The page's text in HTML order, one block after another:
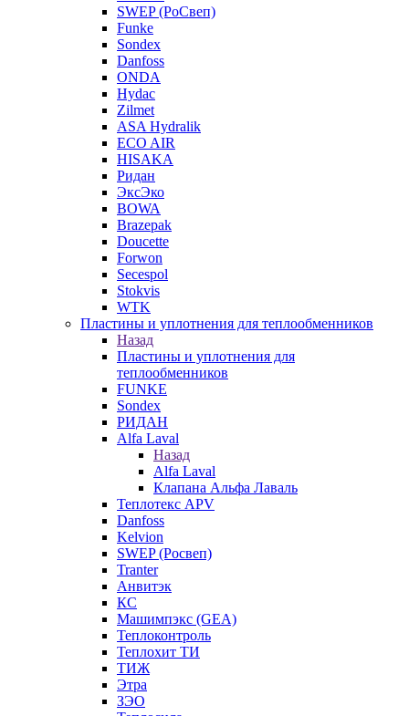
SWEP (РоСвеп)
Funke
Sondex
Danfoss
ONDA
Hydac
Zilmet
ASA Hydralik
ECO AIR
HISAKA
Ридан
ЭксЭко
BOWA
Brazepak
Doucette
Forwon
Secespol
Stokvis
WTK
Пластины и уплотнения для теплообменников
Назад
Пластины и уплотнения для
теплообменников
FUNKE
Sondex
РИДАН
Alfa Laval
Назад
Alfa Laval
Клапана Альфа Лаваль
Теплотекс APV
Danfoss
Kelvion
SWEP (Росвеп)
Tranter
Анвитэк
КС
Машимпэкс (GEA)
Теплоконтроль
Теплохит ТИ
ТИЖ
Этра
ЗЭО